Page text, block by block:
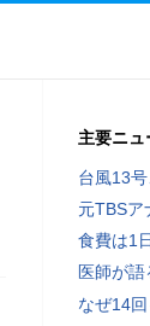
主要ニュ
台風13
元TBSア
食費は1
医師が
なぜ14